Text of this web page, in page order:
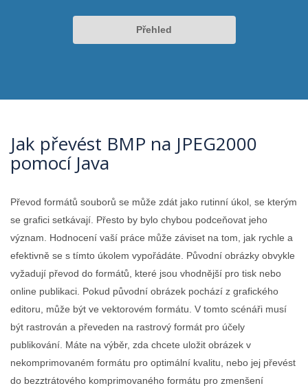
Přehled
Jak převést BMP na JPEG2000
pomocí Java
Převod formátů souborů se může zdát jako rutinní úkol, se kterým
se grafici setkávají. Přesto by bylo chybou podceňovat jeho
význam. Hodnocení vaší práce může záviset na tom, jak rychle a
efektivně se s tímto úkolem vypořádáte. Původní obrázky obvykle
vyžadují převod do formátů, které jsou vhodnější pro tisk nebo
online publikaci. Pokud původní obrázek pochází z grafického
editoru, může být ve vektorovém formátu. V tomto scénáři musí
být rastrován a převeden na rastrový formát pro účely
publikování. Máte na výběr, zda chcete uložit obrázek v
nekomprimovaném formátu pro optimální kvalitu, nebo jej převést
do bezztrátového komprimovaného formátu pro zmenšení